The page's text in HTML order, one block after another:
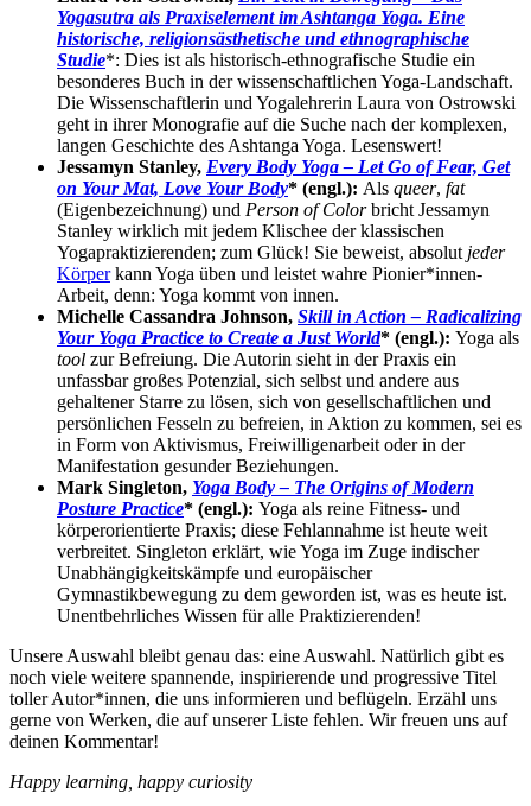
Yogasutra als Praxiselement im Ashtanga Yoga. Eine
historische, religionsästhetische und ethnographische
Studie*: Dies ist als historisch-ethnografische Studie ein
besonderes Buch in der wissenschaftlichen Yoga-Landschaft.
Die Wissenschaftlerin und Yogalehrerin Laura von Ostrowski
geht in ihrer Monografie auf die Suche nach der komplexen,
langen Geschichte des Ashtanga Yoga. Lesenswert!
Jessamyn Stanley, Every Body Yoga – Let Go of Fear, Get
on Your Mat, Love Your Body* (engl.): Als queer, fat
(Eigenbezeichnung) und Person of Colorbricht Jessamyn
Stanley wirklich mit jedem Klischee der klassischen
Yogapraktizierenden; zum Glück! Sie beweist, absolut jeder
Körperkann Yoga üben und leistet wahre Pionier*innen-
Arbeit, denn: Yoga kommt von innen.
Michelle Cassandra Johnson, Skill in Action – Radicalizing
Your Yoga Practice to Create a Just World* (engl.): Yoga als
tool zur Befreiung. Die Autorin sieht in der Praxis ein
unfassbar großes Potenzial, sich selbst und andere aus
gehaltener Starre zu lösen, sich von gesellschaftlichen und
persönlichen Fesseln zu befreien, in Aktion zu kommen, sei es
in Form von Aktivismus, Freiwilligenarbeit oder in der
Manifestation gesunder Beziehungen.
Mark Singleton, Yoga Body – The Origins of Modern
Posture Practice* (engl.): Yoga als reine Fitness- und
körperorientierte Praxis; diese Fehlannahme ist heute weit
verbreitet. Singleton erklärt, wie Yoga im Zuge indischer
Unabhängigkeitskämpfe und europäischer
Gymnastikbewegung zu dem geworden ist, was es heute ist.
Unentbehrliches Wissen für alle Praktizierenden!
Unsere Auswahl bleibt genau das: eine Auswahl. Natürlich gibt es
noch viele weitere spannende, inspirierende und progressive Titel
toller Autor*innen, die uns informieren und beflügeln. Erzähl uns
gerne von Werken, die auf unserer Liste fehlen. Wir freuen uns auf
deinen Kommentar!
Happy learning, happy curiosity